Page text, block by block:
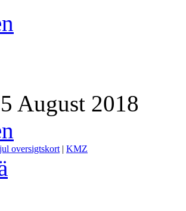
August 2018
oversigtskort | KMZ